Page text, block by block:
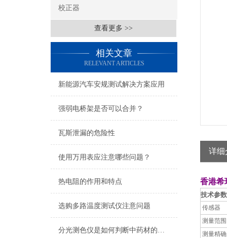
校正器
查看更多 >>
相关文章
RELEVANT ARTICLES
新能源汽车安规测试解决方案应用
强弱电桥架是否可以合并？
瓦斯泄漏的危险性
使用万用表应注意哪些问题？
热电阻的作用和特点
选购多路温度测试仪注意问题
分光测色仪是如何判断中药材的真假
详细
香港希
技术参数
传感器
测量范围
测量精